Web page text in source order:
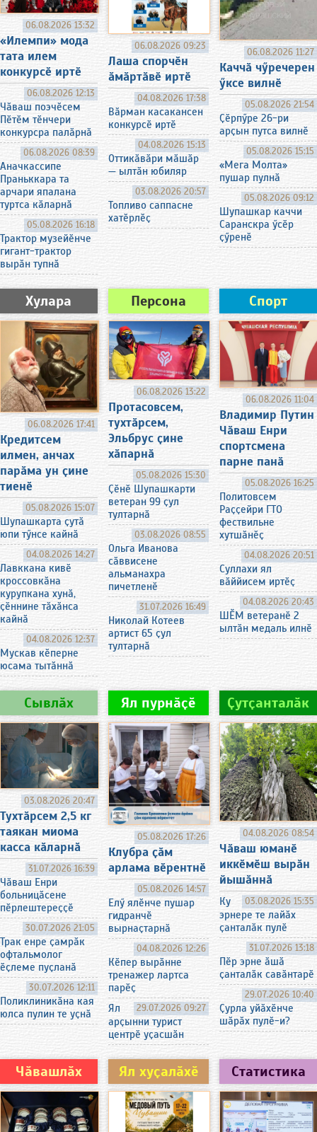
06.08.2026 13:32
«Илемпи» мода
тата илем
конкурсӗ иртӗ
06.08.2026 12:13
Чӑваш поэчӗсем
Пӗтӗм тӗнчери
конкурсра палӑрнӑ
06.08.2026 08:39
Аначкассипе
Праньккара та
арчари япалана
туртса кӑларнӑ
05.08.2026 16:18
Трактор музейӗнче
гигант-трактор
вырӑн тупнӑ
06.08.2026 09:23
Лаша спорчӗн
ӑмӑртӑвӗ иртӗ
04.08.2026 17:38
Вӑрман касакансен
конкурсӗ иртӗ
04.08.2026 15:13
Оттикӑвӑри мӑшӑр
— ылтӑн юбиляр
03.08.2026 20:57
Топливо саппасне
хатӗрлӗҫ
06.08.2026 11:27
Каччӑ чӳречерен
ӳксе вилнӗ
05.08.2026 21:54
Ҫӗрпӳре 26-ри
арҫын путса вилнӗ
05.08.2026 15:15
«Мега Молта»
пушар пулнӑ
05.08.2026 09:12
Шупашкар каччи
Саранскра ӳсӗр
ҫӳренӗ
Хулара
06.08.2026 17:41
Кредитсем
илмен, анчах
парӑма ун ҫине
тиенӗ
05.08.2026 15:07
Шупашкарта ҫутӑ
юпи тӳнсе кайнӑ
04.08.2026 14:27
Лавккана кивӗ
кроссовкӑна
курупкана хунӑ,
ҫӗннине тӑхӑнса
кайнӑ
04.08.2026 12:37
Мускав кӗперне
юсама тытӑннӑ
Персона
06.08.2026 13:22
Протасовсем,
тухтӑрсем,
Эльбрус ҫине
хӑпарнӑ
05.08.2026 15:30
Ҫӗнӗ Шупашкарти
ветеран 99 ҫул
тултарнӑ
03.08.2026 08:55
Ольга Иванова
сӑввисене
альманахра
пичетленӗ
31.07.2026 16:49
Николай Котеев
артист 65 ҫул
тултарнӑ
Спорт
06.08.2026 11:04
Владимир Путин
Чӑваш Енри
спортсмена
парне панӑ
05.08.2026 16:25
Политовсем
Раҫҫейри ГТО
фествильне
хутшӑнӗҫ
04.08.2026 20:51
Суллахи ял
вӑййисем иртӗҫ
04.08.2026 20:43
ШӖМ ветеранӗ 2
ылтӑн медаль илнӗ
Сывлӑх
03.08.2026 20:47
Тухтӑрсем 2,5 кг
таякан миома
касса кӑларнӑ
31.07.2026 16:39
Чӑваш Енри
больницӑсене
пӗрлештереҫҫӗ
30.07.2026 21:05
Трак енре ҫамрӑк
офтальмолог
ӗҫлеме пуҫланӑ
30.07.2026 12:11
Поликлиникӑна кая
юлса пулин те уҫнӑ
Ял пурнӑҫӗ
05.08.2026 17:26
Клубра ҫӑм
арлама вӗрентнӗ
05.08.2026 14:57
Елӳ ялӗнче пушар
гидранчӗ
вырнаҫтарнӑ
04.08.2026 12:26
Кӗпер вырӑнне
тренажер лартса
парӗҫ
29.07.2026 09:27
Ял
арҫынни турист
центрӗ уҫасшӑн
Ҫутҫанталӑк
04.08.2026 08:54
Чӑваш юманӗ
иккӗмӗш вырӑн
йышӑннӑ
03.08.2026 15:35
Ку
эрнере те лайӑх
ҫанталӑк пулӗ
31.07.2026 13:18
Пӗр эрне ӑшӑ
ҫанталӑк савӑнтарӗ
29.07.2026 10:40
Ҫурла уйӑхӗнче
шӑрӑх пулӗ-и?
Чӑвашлӑх Ял хуҫалӑхӗ Статистика